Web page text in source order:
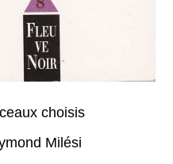
choisis
Milési